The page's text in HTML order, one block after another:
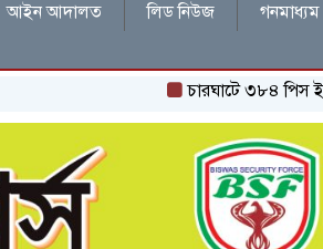
আইন আদালত লিড নিউজ গনমাধ্যম
চারঘাটে ৩৮৪ পিস ইয়াবা ও ২০